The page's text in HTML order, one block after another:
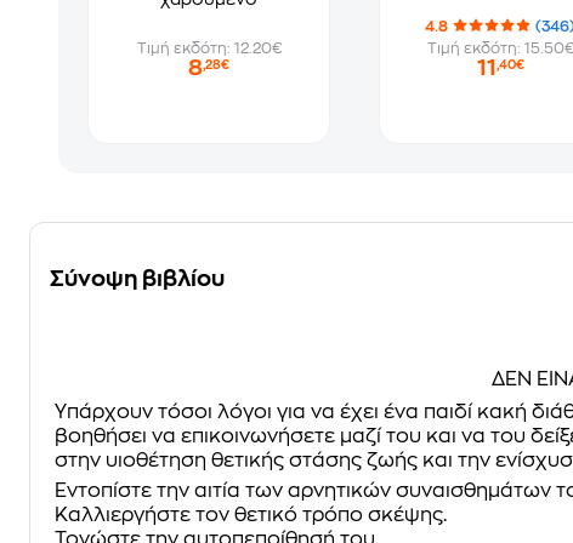
Τιμή εκδότη: 12.20€
8,28€
4.8
Τιμή εκδότη: 15.50€
11 ,40€
Σύνοψη βιβλίου
ΔΕΝ
Υπάρχουν τόσοι λόγοι για να έχει ένα παιδί κακή
βοηθήσει να επικοινωνήσετε µαζί του και να του
στην υιοθέτηση θετικής στάσης ζωής και την
Εντοπίστε την αιτία των αρνητικών συναισθηµάτων
Καλλιεργήστε τον θετικό τρόπο σκέψης.